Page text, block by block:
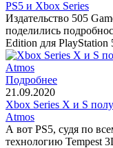
PS5 и Xbox Series
Издательство 505
поделились
Edition для PlayStation
Подробнее
21.09.2020
Xbox Series X и S
Atmos
А вот PS5, судя по
технологию Tempest